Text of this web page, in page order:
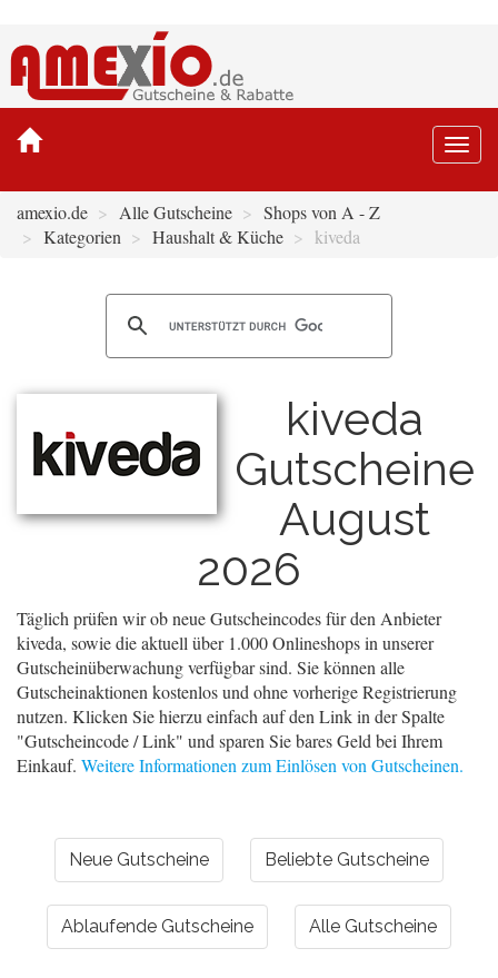
amexio.de Alle Gutscheine
Shops von A - Z
Kategorien
Haushalt & Küche kiveda
kiveda
Gutscheine
August
2026
Täglich prüfen wir ob neue Gutscheincodes für den Anbieter
kiveda, sowie die aktuell über 1.000 Onlineshops in unserer
Gutscheinüberwachung verfügbar sind. Sie können alle
Gutscheinaktionen kostenlos und ohne vorherige Registrierung
nutzen. Klicken Sie hierzu einfach auf den Link in der Spalte
"Gutscheincode / Link" und sparen Sie bares Geld bei Ihrem
Einkauf. Weitere Informationen zum Einlösen von Gutscheinen.
Neue Gutscheine Beliebte Gutscheine
Ablaufende Gutscheine Alle Gutscheine